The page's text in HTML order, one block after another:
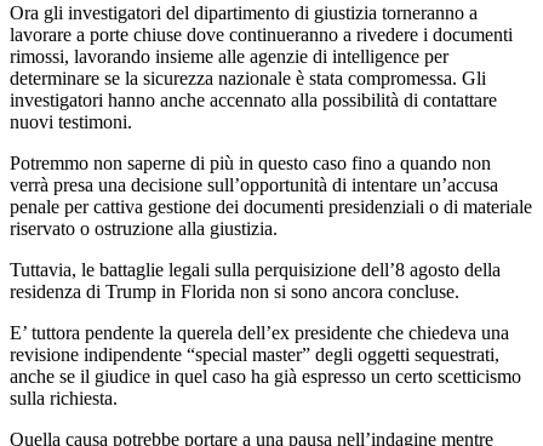
Ora gli investigatori del dipartimento di giustizia torneranno a
lavorare a porte chiuse dove continueranno a rivedere i documenti
rimossi, lavorando insieme alle agenzie di intelligence per
determinare se la sicurezza nazionale è stata compromessa. Gli
investigatori hanno anche accennato alla possibilità di contattare
nuovi testimoni.
Potremmo non saperne di più in questo caso fino a quando non
verrà presa una decisione sull’opportunità di intentare un’accusa
penale per cattiva gestione dei documenti presidenziali o di materiale
riservato o ostruzione alla giustizia.
Tuttavia, le battaglie legali sulla perquisizione dell’8 agosto della
residenza di Trump in Florida non si sono ancora concluse.
E’ tuttora pendente la querela dell’ex presidente che chiedeva una
revisione indipendente “special master” degli oggetti sequestrati,
anche se il giudice in quel caso ha già espresso un certo scetticismo
sulla richiesta.
Quella causa potrebbe portare a una pausa nell’indagine mentre